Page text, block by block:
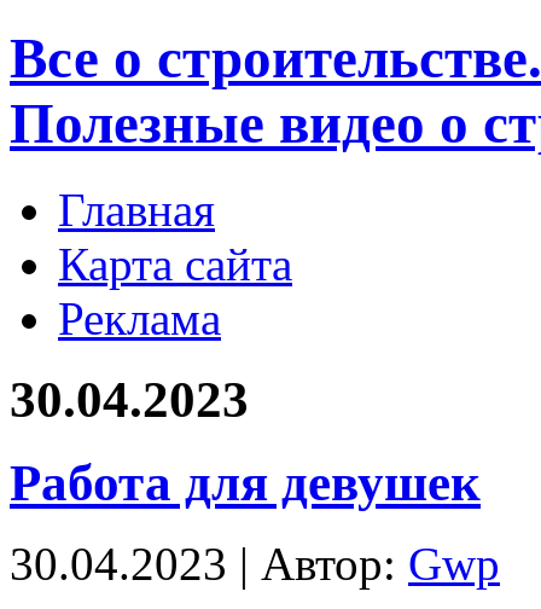
Все о
Полезные видео о
Главная
Карта сайта
Реклама
30.04.2023
Работа для девушек
30.04.2023 | Автор: Gwp